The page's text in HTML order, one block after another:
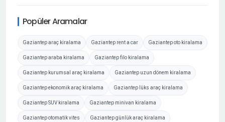
Popüler Aramalar
Gaziantep araç kiralama Gaziantep rent a car Gaziantep oto kiralama
Gaziantep araba kiralama Gaziantep filo kiralama
Gaziantep kurumsal araç kiralama Gaziantep uzun dönem kiralama
Gaziantep ekonomik araç kiralama Gaziantep lüks araç kiralama
Gaziantep SUV kiralama Gaziantep minivan kiralama
Gaziantep otomatik vites Gaziantep günlük araç kiralama